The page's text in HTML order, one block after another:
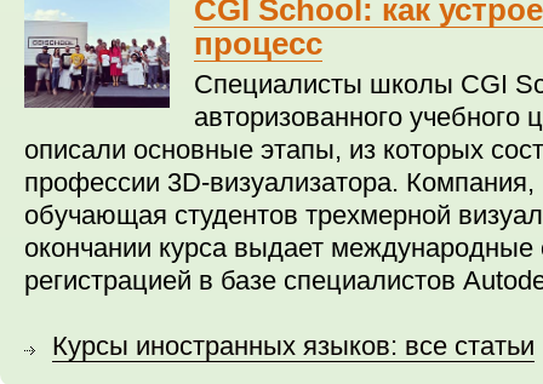
CGI School: как
процесс
Специалисты школы CGI
авторизованного
описали основные этапы, из которых
профессии 3D-визуализатора. Компания,
обучающая студентов трехмерной
окончании курса выдает
регистрацией в базе специалистов
Курсы иностранных языков: все статьи